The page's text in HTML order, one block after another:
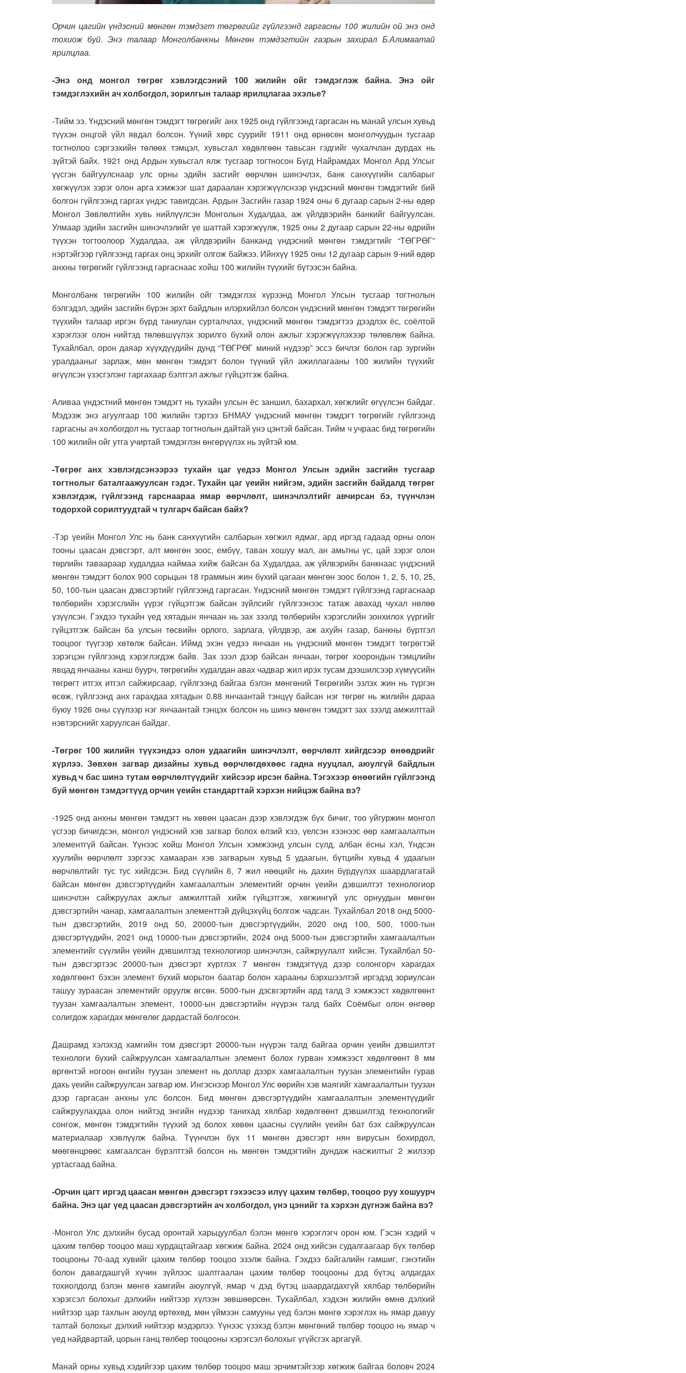
Орчин цагийн үндэсний мөнгөн тэмдэгт төгрөгийг гүйлгээнд гаргасны 100 жилийн ой энэ онд
тохиож буй. Энэ талаар Монголбанкны Мөнгөн тэмдэгтийн газрын захирал Б.Алимаатай
ярилцлаа.
-Энэ онд монгол төгрөг хэвлэгдсэний 100 жилийн ойг тэмдэглэж байна. Энэ ойг
тэмдэглэхийн ач холбогдол, зорилгын талаар ярилцлагаа эхэлье?
-Тийм ээ. Үндэсний мөнгөн тэмдэгт төгрөгийг анх 1925 онд гүйлгээнд гаргасан нь манай улсын хувьд
түүхэн онцгой үйл явдал болсон. Үүний хөрс суурийг 1911 онд өрнөсөн монголчуудын тусгаар
тогтнолоо сэргээхийн төлөөх тэмцэл, хувьсгал хөдөлгөөн тавьсан гэдгийг чухалчлан дурдах нь
зүйтэй байх. 1921 онд Ардын хувьсгал ялж тусгаар тогтносон Бүгд Найрамдах Монгол Ард Улсыг
үүсгэн байгуулснаар улс орны эдийн засгийг өөрчлөн шинэчлэх, банк санхүүгийн салбарыг
хөгжүүлэх зэрэг олон арга хэмжээг шат дараалан хэрэгжүүлснээр үндэсний мөнгөн тэмдэгтийг бий
болгон гүйлгээнд гаргах үндэс тавигдсан. Ардын Засгийн газар 1924 оны 6 дугаар сарын 2-ны өдөр
Монгол Зөвлөлтийн хувь нийлүүлсэн Монголын Худалдаа, аж үйлдвэрийн банкийг байгуулсан.
Улмаар эдийн засгийн шинэчлэлийг үе шаттай хэрэгжүүлж, 1925 оны 2 дугаар сарын 22-ны өдрийн
түүхэн тогтоолоор Худалдаа, аж үйлдвэрийн банканд үндэсний мөнгөн тэмдэгтийг “ТӨГРӨГ”
нэртэйгээр гүйлгээнд гаргах онц эрхийг олгож байжээ. Ийнхүү 1925 оны 12 дугаар сарын 9-ний өдөр
анхны төгрөгийг гүйлгээнд гаргаснаас хойш 100 жилийн түүхийг бүтээсэн байна.
Монголбанк төгрөгийн 100 жилийн ойг тэмдэглэх хүрээнд Монгол Улсын тусгаар тогтнолын
бэлгэдэл, эдийн засгийн бүрэн эрхт байдлын илэрхийлэл болсон үндэсний мөнгөн тэмдэгт төгрөгийн
түүхийн талаар иргэн бүрд таниулан сурталчлах, үндэсний мөнгөн тэмдэгтээ дээдлэх ёс, соёлтой
хэрэглээг олон нийтэд төлөвшүүлэх зорилго бүхий олон ажлыг хэрэгжүүлэхээр төлөвлөж байна.
Тухайлбал, орон даяар хүүхдүүдийн дунд “ТӨГРӨГ миний нүдээр” эссэ бичлэг болон гар зургийн
уралдааныг зарлаж, мөн мөнгөн тэмдэгт болон түүний үйл ажиллагааны 100 жилийн түүхийг
өгүүлсэн үзэсгэлэнг гаргахаар бэлтгэл ажлыг гүйцэтгэж байна.
Аливаа үндэстний мөнгөн тэмдэгт нь тухайн улсын ёс заншил, бахархал, хөгжлийг өгүүлсэн байдаг.
Мэдээж энэ агуулгаар 100 жилийн тэртээ БНМАУ үндэсний мөнгөн тэмдэгт төгрөгийг гүйлгээнд
гаргасны ач холбогдол нь тусгаар тогтнолын дайтай үнэ цэнтэй байсан. Тийм ч учраас бид төгрөгийн
100 жилийн ойг утга учиртай тэмдэглэн өнгөрүүлэх нь зүйтэй юм.
-Төгрөг анх хэвлэгдсэнээрээ тухайн цаг үедээ Монгол Улсын эдийн засгийн тусгаар
тогтнолыг баталгаажуулсан гэдэг. Тухайн цаг үеийн нийгэм, эдийн засгийн байдалд төгрөг
хэвлэгдэж, гүйлгээнд гарснаараа ямар өөрчлөлт, шинэчлэлтийг авчирсан бэ, түүнчлэн
тодорхой сорилтуудтай ч тулгарч байсан байх?
-Тэр үеийн Монгол Улс нь банк санхүүгийн салбарын хөгжил ядмаг, ард иргэд гадаад орны олон
тооны цаасан дэвсгэрт, алт мөнгөн зоос, ембүү, таван хошуу мал, ан амьтны үс, цай зэрэг олон
төрлийн таваараар худалдаа наймаа хийж байсан ба Худалдаа, аж үйлвэрийн банкнаас үндэсний
мөнгөн тэмдэгт болох 900 сорьцын 18 граммын жин бүхий цагаан мөнгөн зоос болон 1, 2, 5, 10, 25,
50, 100-тын цаасан дэвсгэртийг гүйлгээнд гаргасан. Үндэсний мөнгөн тэмдэгт гүйлгээнд гаргаснаар
төлбөрийн хэрэгслийн үүрэг гүйцэтгэж байсан зүйлсийг гүйлгээнээс татаж авахад чухал нөлөө
үзүүлсэн. Гэхдээ тухайн үед хятадын янчаан нь зах зээлд төлбөрийн хэрэгслийн зонхилох үүргийг
гүйцэтгэж байсан ба улсын төсвийн орлого, зарлага, үйлдвэр, аж ахуйн газар, банкны бүртгэл
тооцоог түүгээр хөтөлж байсан. Иймд эхэн үедээ янчаан нь үндэсний мөнгөн тэмдэгт төгрөгтэй
зэрэгцэн гүйлгээнд хэрэглэгдэж байв. Зах зээл дээр байсан янчаан, төгрөг хоорондын тэмцлийн
явцад янчааны ханш буурч, төгрөгийн худалдан авах чадвар жил ирэх тусам дээшилсээр хүмүүсийн
төгрөгт итгэх итгэл сайжирсаар, гүйлгээнд байгаа бэлэн мөнгөний Төгрөгийн эзлэх жин нь түргэн
өсөж, гүйлгээнд анх гарахдаа хятадын 0.88 янчаантай тэнцүү байсан нэг төгрөг нь жилийн дараа
буюу 1926 оны сүүлээр нэг янчаантай тэнцэх болсон нь шинэ мөнгөн тэмдэгт зах зээлд амжилттай
нэвтэрснийг харуулсан байдаг.
-Төгрөг 100 жилийн түүхэндээ олон удаагийн шинэчлэлт, өөрчлөлт хийгдсээр өнөөдрийг
хүрлээ. Зөвхөн загвар дизайны хувьд өөрчлөгдөхөөс гадна нууцлал, аюулгүй байдлын
хувьд ч бас шинэ тутам өөрчлөлтүүдийг хийсээр ирсэн байна. Тэгэхээр өнөөгийн гүйлгээнд
буй мөнгөн тэмдэгтүүд орчин үеийн стандарттай хэрхэн нийцэж байна вэ?
-1925 онд анхны мөнгөн тэмдэгт нь хөвөн цаасан дээр хэвлэгдэж бүх бичиг, тоо уйгуржин монгол
үсгээр бичигдсэн, монгол үндэсний хэв загвар болох өлзий хээ, үелсэн хээнээс өөр хамгаалалтын
элементгүй байсан. Үүнээс хойш Монгол Улсын хэмжээнд улсын сүлд, албан ёсны хэл, Үндсэн
хуулийн өөрчлөлт зэргээс хамааран хэв загварын хувьд 5 удаагын, бүтцийн хувьд 4 удаагын
өөрчлөлтийг тус тус хийгдсэн. Бид сүүлийн 6, 7 жил нөөцийг нь дахин бүрдүүлэх шаардлагатай
байсан мөнгөн дэвсгэртүүдийн хамгаалалтын элементийг орчин үеийн дэвшилтэт технологиор
шинэчлэн сайжруулах ажлыг амжилттай хийж гүйцэтгэж, хөгжингүй улс орнуудын мөнгөн
дэвсгэртийн чанар, хамгаалалтын элементтэй дүйцэхүйц болгож чадсан. Тухайлбал 2018 онд 5000-
тын дэвсгэртийн, 2019 онд 50, 20000-тын дэвсгэртүүдийн, 2020 онд 100, 500, 1000-тын
дэвсгэртүүдийн, 2021 онд 10000-тын дэвсгэртийн, 2024 онд 5000-тын дэвсгэртийн хамгаалалтын
элементийг сүүлийн үеийн дэвшилтэд технологиор шинэчлэн, сайжруулалт хийсэн. Тухайлбал 50-
тын дэвсгэртээс 20000-тын дэвсгэрт хүртлэх 7 мөнгөн тэмдэгтүүд дээр солонгорч харагдах
хөдөлгөөнт бэхэн элемент бүхий морьтон баатар болон харааны бэрхшээлтэй иргэдэд зориулсан
ташуу зураасан элементийг оруулж өгсөн. 5000-тын дэсвгэртийн ард талд 3 хэмжээст хөдөлгөөнт
туузан хамгаалалтын элемент, 10000-ын дэвсгэртийн нүүрэн талд байх Соёмбыг олон өнгөөр
солигдож харагдах мөнгөлөг дардастай болгосон.
Дашрамд хэлэхэд хамгийн том дэвсгэрт 20000-тын нүүрэн талд байгаа орчин үеийн дэвшилтэт
технологи бүхий сайжруулсан хамгаалалтын элемент болох гурван хэмжээст хөдөлгөөнт 8 мм
өргөнтэй ногоон өнгийн туузан элемент нь доллар дээрх хамгаалалтын туузан элементийн гурав
дахь үеийн сайжруулсан загвар юм. Ингэснээр Монгол Улс өөрийн хэв маягийг хамгаалалтын туузан
дээр гаргасан анхны улс болсон. Бид мөнгөн дэвсгэртүүдийн хамгаалалтын элементүүдийг
сайжруулахдаа олон нийтэд энгийн нүдээр танихад хялбар хөдөлгөөнт дэвшилтэд технологийг
сонгож, мөнгөн тэмдэгтийн түүхий эд болох хөвөн цаасны сүүлийн үеийн бат бэх сайжруулсан
материалаар хэвлүүлж байна. Түүнчлэн бүх 11 мөнгөн дэвсгэрт нян вирусын бохирдол,
мөөгөнцрөөс хамгаалсан бүрэлттэй болсон нь мөнгөн тэмдэгтийн дундаж насжилтыг 2 жилээр
уртасгаад байна.
-Орчин цагт иргэд цаасан мөнгөн дэвсгэрт гэхээсээ илүү цахим төлбөр, тооцоо руу хошуурч
байна. Энэ цаг үед цаасан дэвсгэртийн ач холбогдол, үнэ цэнийг та хэрхэн дүгнэж байна вэ?
-Монгол Улс дэлхийн бусад оронтай харьцуулбал бэлэн мөнгө хэрэглэгч орон юм. Гэсэн хэдий ч
цахим төлбөр тооцоо маш хурдацтайгаар хөгжиж байна. 2024 онд хийсэн судалгаагаар бүх төлбөр
тооцооны 70-аад хувийг цахим төлбөр тооцоо эзэлж байна. Гэхдээ байгалийн гамшиг, гэнэтийн
болон давагдашгүй хүчин зүйлээс шалтгаалан цахим төлбөр тооцооны дэд бүтэц алдагдах
тохиолдолд бэлэн мөнгө хамгийн аюулгүй, ямар ч дэд бүтэц шаардагдахгүй хялбар төлбөрийн
хэрэгсэл болохыг дэлхийн нийтээр хүлээн зөвшөөрсөн. Тухайлбал, хэдхэн жилийн өмнө дэлхий
нийтээр цар тахлын аюулд өртөхөд, мөн үймээн самууны үед бэлэн мөнгө хэрэглэх нь ямар давуу
талтай болохыг дэлхий нийтээр мэдэрлээ. Үүнээс үзэхэд бэлэн мөнгөний төлбөр тооцоо нь ямар ч
үед найдвартай, цорын ганц төлбөр тооцооны хэрэгсэл болохыг үгүйсгэх аргагүй.
Манай орны хувьд хэдийгээр цахим төлбөр тооцоо маш эрчимтэйгээр хөгжиж байгаа боловч 2024